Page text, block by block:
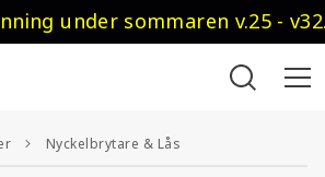
under sommaren v.25 -
Nyckelbrytare & Lås